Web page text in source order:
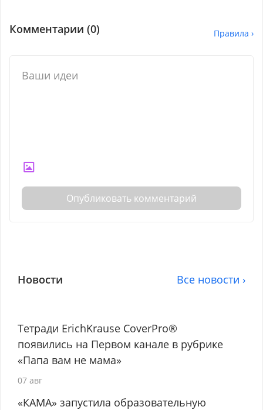
Комментарии (0) Правила ›
Опубликовать комментарий
Новости Все новости ›
Тетради ErichKrause CoverPro®
появились на Первом канале в рубрике
«Папа вам не мама»
07 авг
«КАМА» запустила образовательную